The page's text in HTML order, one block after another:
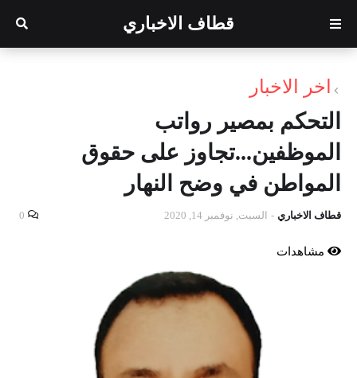
قطاف الاخباري
اخر الاخبار
التحكم بمصير رواتب
الموظفين...تجاوز على حقوق
المواطن في وضح النهار
قطاف الاخباري - السبت, نوفمبر 14, 2020 0
مشاهدات